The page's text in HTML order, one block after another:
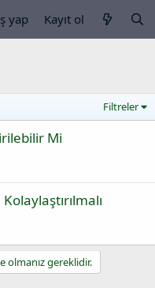
yap Kayıt ol
Filtreler
Mi
olmanız gereklidir.